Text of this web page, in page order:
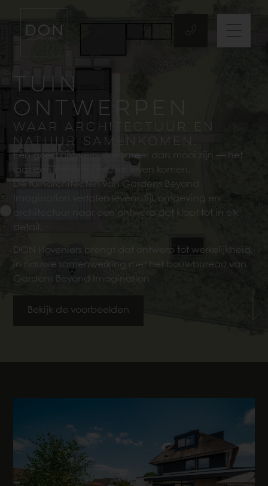
TUIN
ONTWERPEN
waar architectuur en
natuur samenkomen.
Een goed ontwerp doet meer dan mooi zijn — het
laat een buitenruimte tot leven komen .
De tuinarchitecten van Gardens Beyond
Imagination vertalen levensstijl, omgeving en
architectuur naar een ontwerp dat klopt tot in elk
detail.
DON Hoveniers brengt dat ontwerp tot werkelijkheid,
in nauwe samenwerking met het bouwbureau van
Gardens Beyond Imagination
Bekijk de voorbeelden